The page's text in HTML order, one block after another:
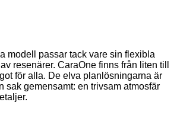
modell passar tack vare sin flexibla
resenärer. CaraOne finns från liten till
för alla. De elva planlösningarna är
sak gemensamt: en trivsam atmosfär